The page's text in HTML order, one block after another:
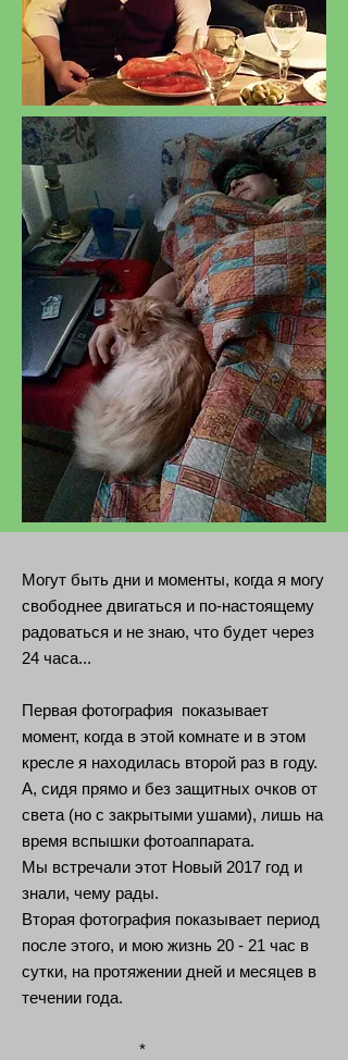
Могут быть дни и моменты, когда я могу
свободнее двигаться и по-настоящему
радоваться и не знаю, что будет через
24 часа...
Первая фотография показывает
момент, когда в этой комнате и в этом
кресле я находилась второй раз в году.
А, сидя прямо и без защитных очков от
света (но с закрытыми ушами), лишь на
время вспышки фотоаппарата.
Мы встречали этот Новый 2017 год и
знали, чему рады.
Вторая фотография показывает период
после этого, и мою жизнь 20 - 21 час в
сутки, на протяжении дней и месяцев в
течении года.
*